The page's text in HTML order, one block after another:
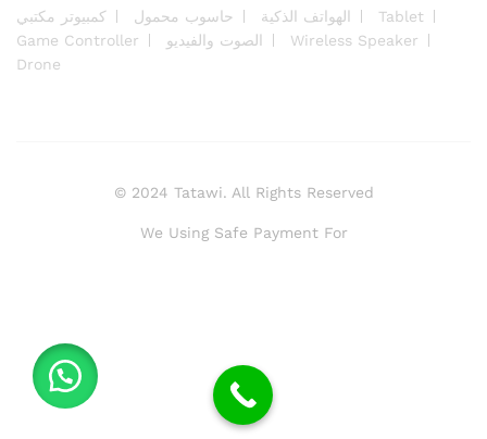
كمبيوتر مكتبي
حاسوب محمول الهواتف الذكية
Tablet
Game Controller
الصوت والفيديو
Wireless Speaker
Drone
© 2024 Tatawi. All Rights Reserved
We Using Safe Payment For